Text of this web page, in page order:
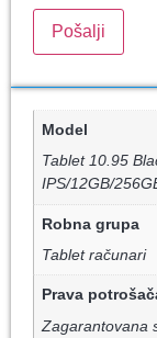
Model
Tablet 10.95
IPS/12GB/
Robna grupa
Tablet računari
Prava
Zagarantovana